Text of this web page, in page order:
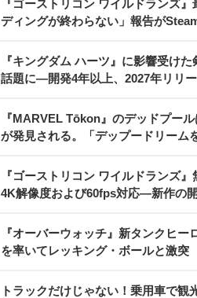
『ゴーストリコン ワイルドランズ
ディングが終わらない」報告が
『キングダム ハーツ』に影響受け
話題に―開発4年以上、2027年リリ
『MARVEL Tōkon』のデッドプー
が発見される。「デップードリーム
『ゴーストリコン ワイルドランズ
4K解像度および60fps対応―新作の
『オーバーウォッチ』新タンクヒ
を率いてレッキング・ボールと激突
トラックだけじゃない！乗用車で